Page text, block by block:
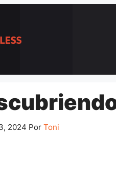
2024 Por Toni